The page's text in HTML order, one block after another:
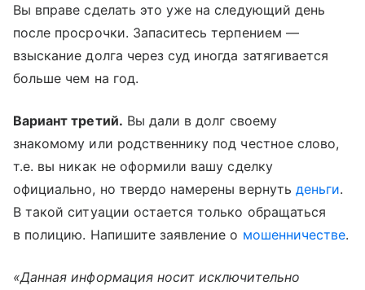
Вы вправе сделать это уже на следующий день
после просрочки. Запаситесь терпением —
взыскание долга через суд иногда затягивается
больше чем на год.
Вариант третий. Вы дали в долг своему
знакомому или родственнику под честное слово,
т.е. вы никак не оформили вашу сделку
официально, но твердо намерены вернуть деньги.
В такой ситуации остается только обращаться
в полицию. Напишите заявление о мошенничестве.
«Данная информация носит исключительно